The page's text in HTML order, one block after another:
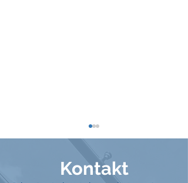
Kontakt